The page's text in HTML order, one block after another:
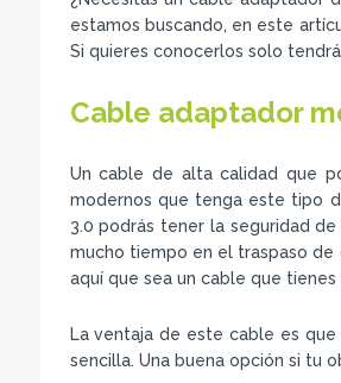
estamos buscando, en este
Si quieres conocerlos solo
Cable adaptador
Un cable de alta calidad que
modernos que tenga este tipo
3.0 podrás tener la seguridad
mucho tiempo en el traspaso de
aquí que sea un cable que
La ventaja de este cable es
sencilla. Una buena opción si tu